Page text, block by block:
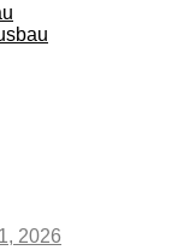
2026